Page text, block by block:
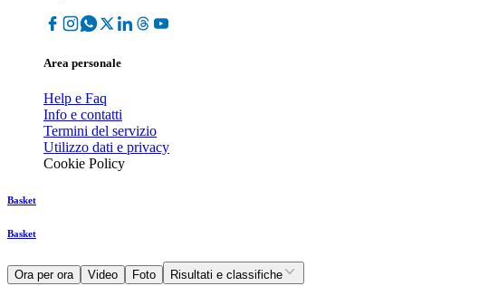
Area personale
Help e Faq
Info e contatti
Termini del servizio
Utilizzo dati e privacy
Cookie Policy
Basket
Basket
Ora per ora Video Foto Risultati e classifiche